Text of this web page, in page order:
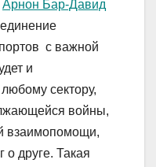
Арнон Бар-Давид
с важной
и
сектору,
войны,
взаимопомощи,
о друге. Такая